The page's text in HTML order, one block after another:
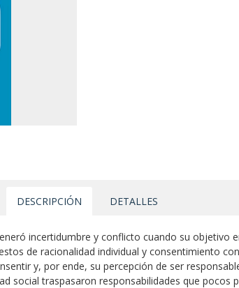
DESCRIPCIÓN DETALLES
incertidumbre y conflicto cuando su objetivo
de racionalidad individual y consentimiento
y, por ende, su percepción de ser
social traspasaron responsabilidades que pocos